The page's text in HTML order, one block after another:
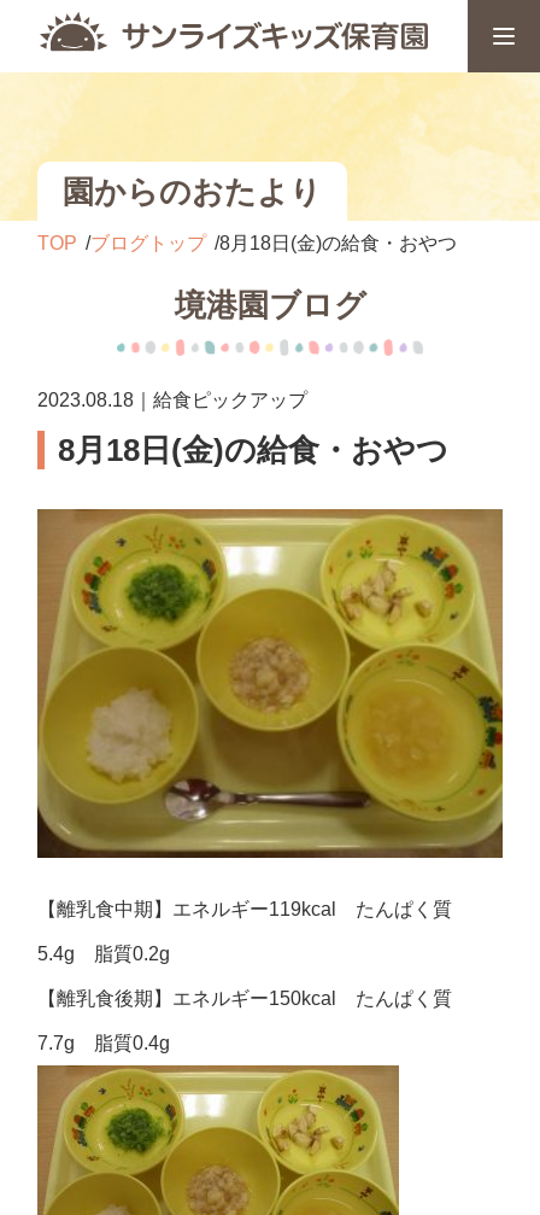
園からのおたより
TOP ブログトップ 8月18日(金)の給食・おやつ
境港園ブログ
2023.08.18｜給食ピックアップ
8月18日(金)の給食・おやつ
【離乳食中期】エネルギー119kcal たんぱく質
5.4g 脂質0.2g
【離乳食後期】エネルギー150kcal たんぱく質
7.7g 脂質0.4g